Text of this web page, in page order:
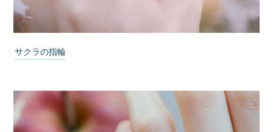
サクラの指輪